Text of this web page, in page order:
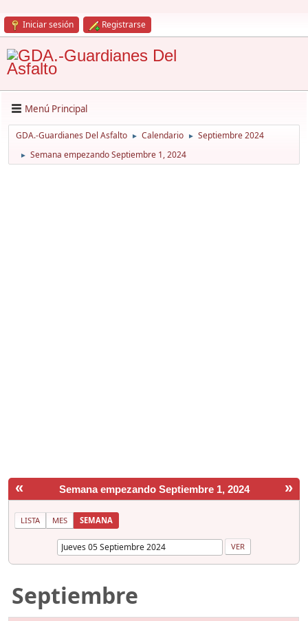
Iniciar sesión Registrarse
Menú Principal
GDA.-Guardianes Del Asfalto ► Calendario ► Septiembre 2024
► Semana empezando Septiembre 1, 2024
« »
Semana empezando Septiembre 1, 2024
LISTA MES SEMANA
Septiembre